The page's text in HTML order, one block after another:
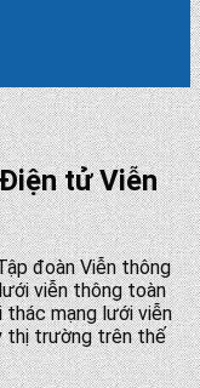
tử Viễn
đoàn Viễn thông
viễn thông toàn
thác mạng lưới viễn
thị trường trên thế